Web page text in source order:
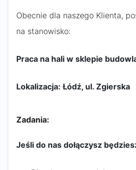
Obecnie dla naszego Klienta,
na stanowisko:
Praca na hali w sklepie
Lokalizacja: Łódź, ul. Zgierska
Zadania:
Jeśli do nas dołączysz